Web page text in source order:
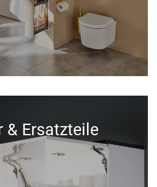
& Ersatzteile